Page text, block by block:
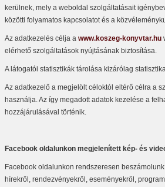
kerülnek, mely a weboldal szolgáltatásait
közötti folyamatos kapcsolatot és a
Az adatkezelés célja a www.koszeg-konyvtar.hu
elérhető szolgáltatások nyújtásának biztosítása.
A látogatói statisztikák tárolása kizárólag
Az adatkezelő a megjelölt céloktól eltérő célra a
használja. Az így megadott adatok kezelése a
hozzájárulásával történik.
Facebook oldalunkon megjelenített kép- és
Facebook oldalunkon rendszeresen
hírekről, rendezvényekről, eseményekről,